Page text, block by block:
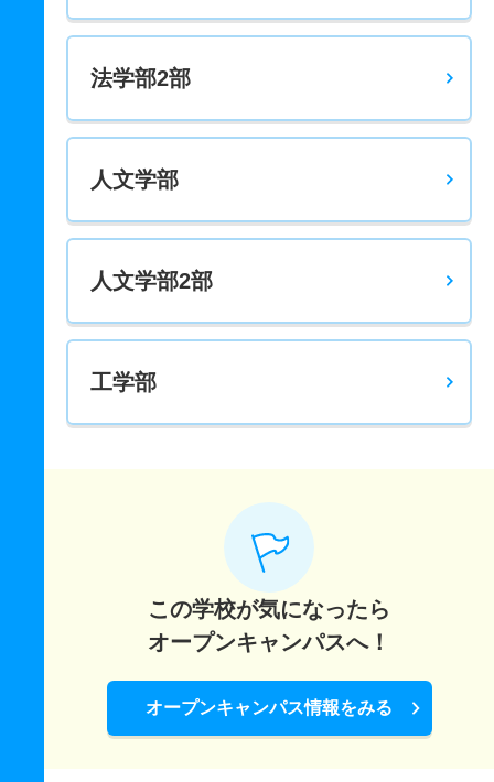
法学部2部
人文学部
人文学部2部
工学部
この学校が気になったら
オープンキャンパスへ！
オープンキャンパス情報をみる